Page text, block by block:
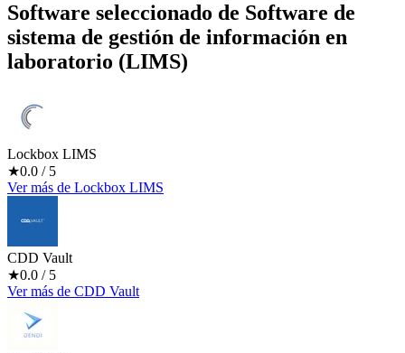
Software seleccionado de Software de
sistema de gestión de información en
laboratorio (LIMS)
Lockbox LIMS
★0.0 / 5
Ver más de Lockbox LIMS
CDD Vault
★0.0 / 5
Ver más de CDD Vault